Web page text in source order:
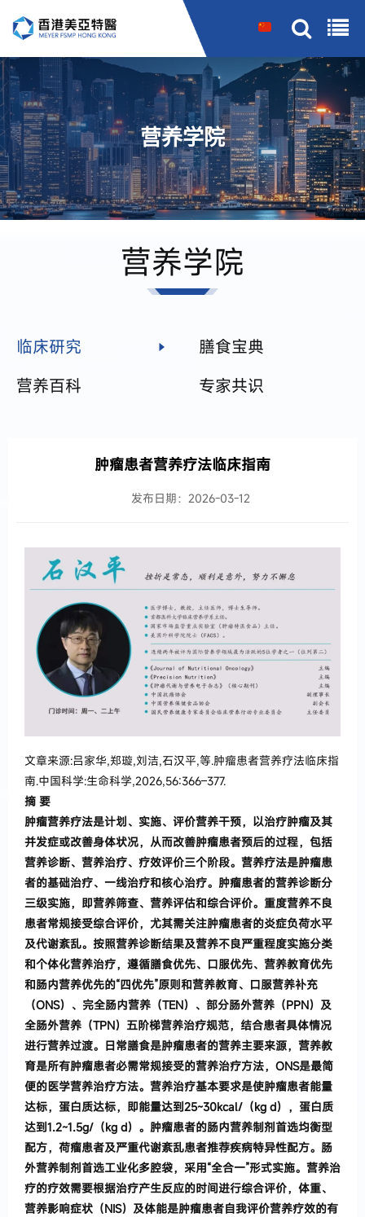
搜索
营养学院
营养学院
临床研究
膳食宝典
营养百科
专家共识
肿瘤患者营养疗法临床指南
发布日期：2026-03-12
文章来源:吕家华,郑璇,刘洁,石汉平,等.肿瘤患者营养疗法临床指
南.中国科学:生命科学,2026,56:366–377.
摘 要
肿瘤营养疗法是计划、实施、评价营养干预， 以治疗肿瘤及其
并发症或改善身体状况， 从而改善肿瘤患者预后的过程， 包括
营养诊断、营养治疗、疗效评价三个阶段。 营养疗法是肿瘤患
者的基础治疗、一线治疗和核心治疗。 肿瘤患者的营养诊断分
三级实施， 即营养筛查、营养评估和综合评价。 重度营养不良
患者常规接受综合评价， 尤其需关注肿瘤患者的炎症负荷水平
及代谢紊乱。 按照营养诊断结果及营养不良严重程度实施分类
和个体化营养治疗， 遵循膳食优先、口服优先、营养教育优先
和肠内营养优先的“四优先”原则和营养教育、口服营养补充
（ONS） 、完全肠内营养 （TEN） 、部分肠外营养 （PPN） 及
全肠外营养 （TPN） 五阶梯营养治疗规范， 结合患者具体情况
进行营养过渡。 日常膳食是肿瘤患者的营养主要来源， 营养教
育是所有肿瘤患者必需常规接受的营养治疗方法， ONS是最简
便的医学营养治疗方法。 营养治疗基本要求是使肿瘤患者能量
达标， 蛋白质达标， 即能量达到25~30kcal/ （kg d）， 蛋白质
达到1.2~1.5g/ （kg d）。 肿瘤患者的肠内营养制剂首选均衡型
配方， 荷瘤患者及严重代谢紊乱患者推荐疾病特异性配方。 肠
外营养制剂首选工业化多腔袋， 采用“全合一”形式实施。 营养治
疗的疗效需要根据治疗产生反应的时间进行综合评价， 体重、
营养影响症状 （NIS） 及体能是肿瘤患者自我评价营养疗效的有